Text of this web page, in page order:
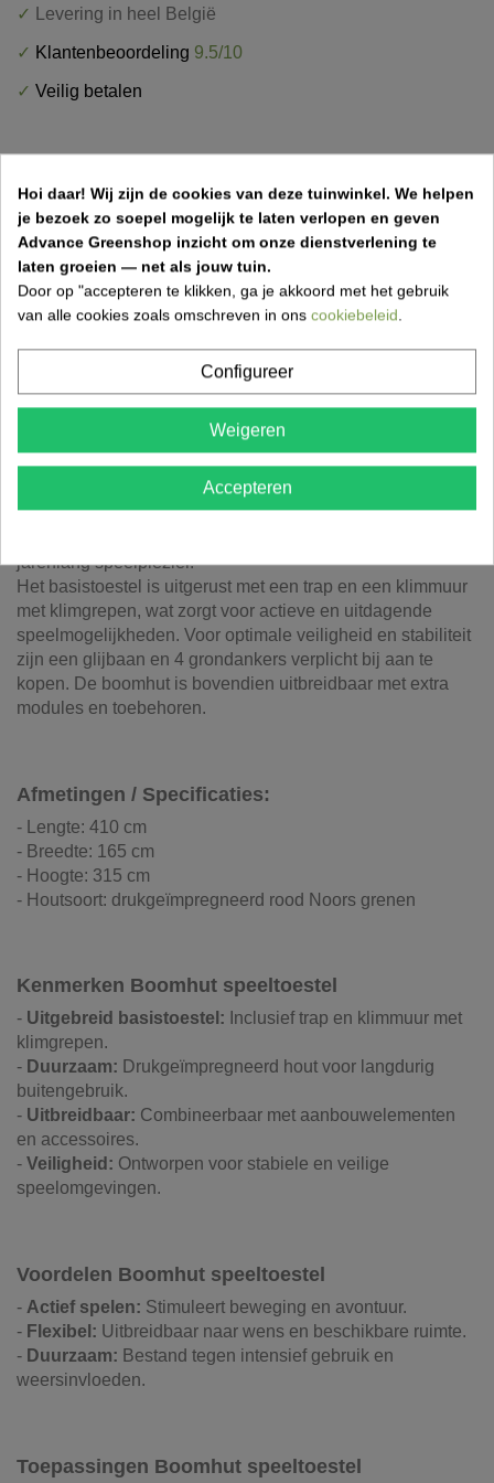
✓ Levering in heel België
✓ Klantenbeoordeling 9.5/10
✓ Veilig betalen
OMSCHRIJVING
PRODUCTDETAILS
LEVERINGSMETHODEN
Boomhut speeltoestel kopen bij Advance
De Boomhut is een uitgebreid en avontuurlijk speeltoestel,
ideaal voor tuinen, speelpleinen en recreatiegebieden.
Gemaakt van drukgeïmpregneerd rood Noors grenen, biedt
jarenlang speelplezier.
Het basistoestel is uitgerust met een trap en een klimmuur
met klimgrepen, wat zorgt voor actieve en uitdagende
speelmogelijkheden. Voor optimale veiligheid en stabiliteit
zijn een glijbaan en 4 grondankers verplicht bij aan te
kopen. De boomhut is bovendien uitbreidbaar met extra
modules en toebehoren.
Afmetingen / Specificaties:
- Lengte: 410 cm
- Breedte: 165 cm
- Hoogte: 315 cm
- Houtsoort: drukgeïmpregneerd rood Noors grenen
Kenmerken Boomhut speeltoestel
- Uitgebreid basistoestel: Inclusief trap en klimmuur met
klimgrepen.
- Duurzaam: Drukgeïmpregneerd hout voor langdurig
buitengebruik.
- Uitbreidbaar: Combineerbaar met aanbouwelementen
en accessoires.
- Veiligheid: Ontworpen voor stabiele en veilige
speelomgevingen.
Voordelen Boomhut speeltoestel
- Actief spelen: Stimuleert beweging en avontuur.
- Flexibel: Uitbreidbaar naar wens en beschikbare ruimte.
- Duurzaam: Bestand tegen intensief gebruik en
weersinvloeden.
Toepassingen Boomhut speeltoestel
Hoi daar! Wij zijn de cookies van deze tuinwinkel. We helpen
je bezoek zo soepel mogelijk te laten verlopen en geven
Advance Greenshop inzicht om onze dienstverlening te
laten groeien — net als jouw tuin.
Door op "accepteren te klikken, ga je akkoord met het gebruik
van alle cookies zoals omschreven in ons cookiebeleid.
Configureer
Weigeren
Accepteren